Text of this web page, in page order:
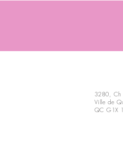
3280, Ch
Ville de
QC G1X